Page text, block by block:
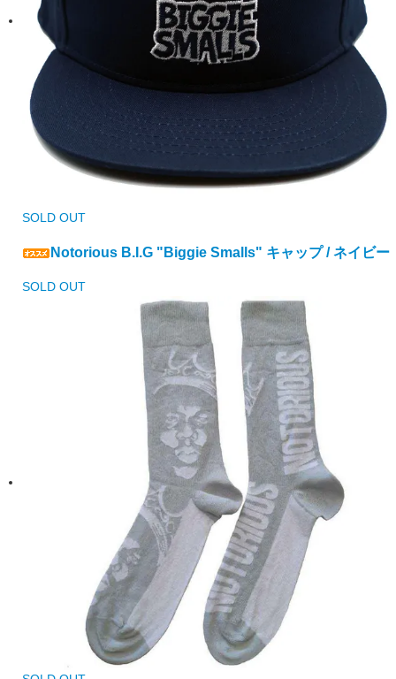
SOLD OUT
Notorious B.I.G "Biggie Smalls" キャップ / ネイビー
SOLD OUT